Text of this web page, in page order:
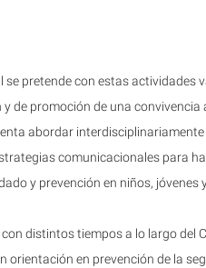
se pretende con estas actividades
de promoción de una convivencia
abordar
comunicacionales para
y prevención en niños, jóvenes
con distintos tiempos a lo largo del
orientación en prevención de la